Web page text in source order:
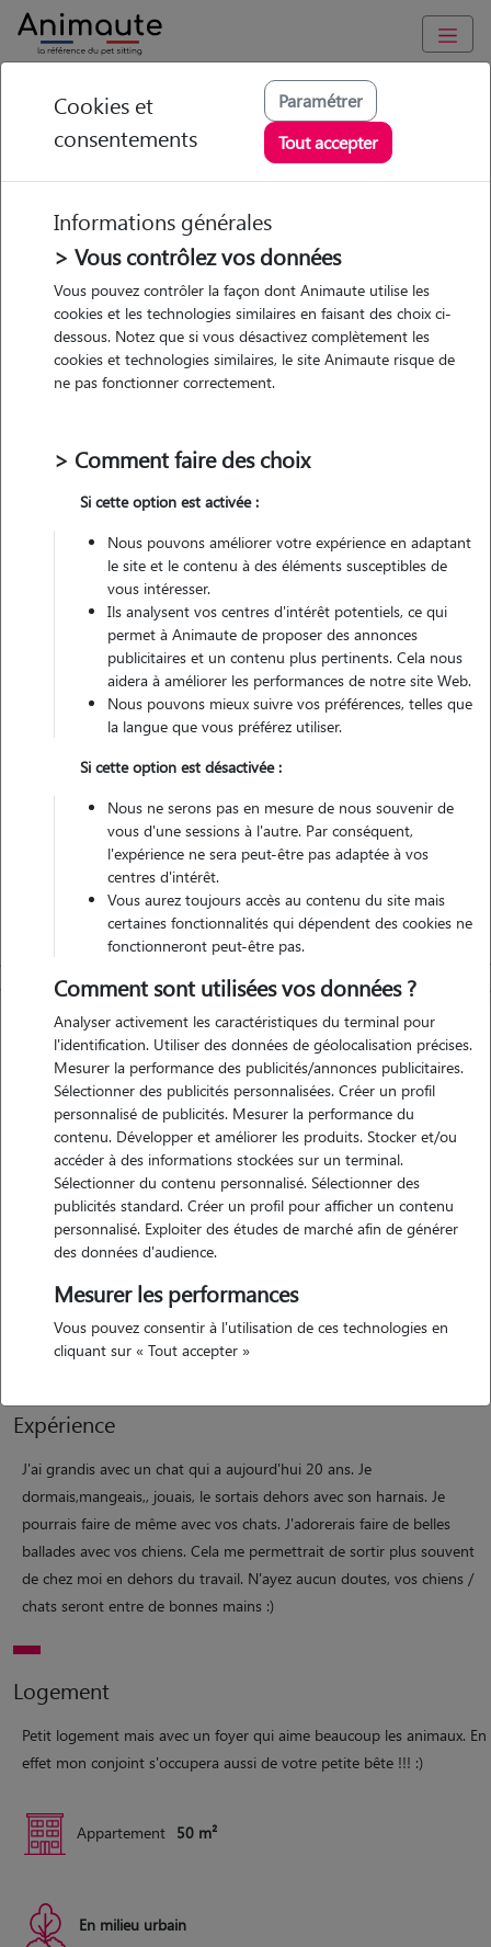
Animaute Auvergne-Rhône-Alpes Puy-de-Dôme/ Clermont-
Ferrand
Lisa - Petsitter à
Clermont-Ferrand
5/5 (5 avis)
• 30 ans
Garde
Pas d'animaux Appartement
Non véhiculé
Gardes réalisées
Contacter
L'envoi d'une demande est sans engagement
Motivation
J'aime beaucoup les animaux. Je suis toujours à caresser les animaux
que je croise dans la rue. J'ai d'ailleurs grandis avec un chat et fait
plusieurs gardes de chats. J'aime aussi beaucoup les chiens le contact
avec eux est assez facile. Laissez moi vos animaux ils seront entre de
bonnes mains :)
Expérience
J'ai grandis avec un chat qui a aujourd'hui 20 ans. Je
dormais,mangeais,, jouais, le sortais dehors avec son harnais. Je
pourrais faire de même avec vos chats. J'adorerais faire de belles
ballades avec vos chiens. Cela me permettrait de sortir plus souvent
de chez moi en dehors du travail. N'ayez aucun doutes, vos chiens /
chats seront entre de bonnes mains :)
Logement
Petit logement mais avec un foyer qui aime beaucoup les animaux. En
effet mon conjoint s'occupera aussi de votre petite bête !!! :)
Appartement 50 m²
En milieu urbain
Cookies et
consentements
Paramétrer
Tout accepter
Informations générales
> Vous contrôlez vos données
Vous pouvez contrôler la façon dont Animaute utilise les
cookies et les technologies similaires en faisant des choix ci-
dessous. Notez que si vous désactivez complètement les
cookies et technologies similaires, le site Animaute risque de
ne pas fonctionner correctement.
> Comment faire des choix
Si cette option est activée :
Nous pouvons améliorer votre expérience en adaptant
le site et le contenu à des éléments susceptibles de
vous intéresser.
Ils analysent vos centres d'intérêt potentiels, ce qui
permet à Animaute de proposer des annonces
publicitaires et un contenu plus pertinents. Cela nous
aidera à améliorer les performances de notre site Web.
Nous pouvons mieux suivre vos préférences, telles que
la langue que vous préférez utiliser.
Si cette option est désactivée :
Nous ne serons pas en mesure de nous souvenir de
vous d'une sessions à l'autre. Par conséquent,
l'expérience ne sera peut-être pas adaptée à vos
centres d'intérêt.
Vous aurez toujours accès au contenu du site mais
certaines fonctionnalités qui dépendent des cookies ne
fonctionneront peut-être pas.
Comment sont utilisées vos données ?
Analyser activement les caractéristiques du terminal pour
l'identification. Utiliser des données de géolocalisation précises.
Mesurer la performance des publicités/annonces publicitaires.
Sélectionner des publicités personnalisées. Créer un profil
personnalisé de publicités. Mesurer la performance du
contenu. Développer et améliorer les produits. Stocker et/ou
accéder à des informations stockées sur un terminal.
Sélectionner du contenu personnalisé. Sélectionner des
publicités standard. Créer un profil pour afficher un contenu
personnalisé. Exploiter des études de marché afin de générer
des données d'audience.
Mesurer les performances
Vous pouvez consentir à l'utilisation de ces technologies en
cliquant sur « Tout accepter »